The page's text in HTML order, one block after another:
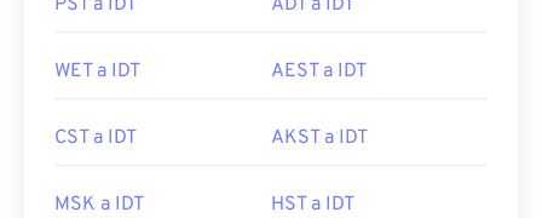
PST a IDT ADT a IDT
WET a IDT AEST a IDT
CST a IDT AKST a IDT
MSK a IDT HST a IDT